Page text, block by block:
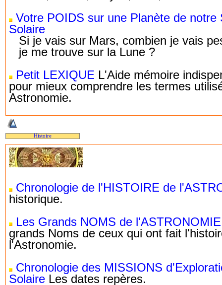
Votre POIDS sur une Planète de notre
Solaire
Si je vais sur Mars, combien je vais
je me trouve sur la Lune ?
Petit LEXIQUE L'Aide mémoire
pour mieux comprendre les termes
Astronomie.
Histoire
Chronologie de l'HISTOIRE de
historique.
Les Grands NOMS de l'ASTRONOMIE
grands Noms de ceux qui ont fait
l'Astronomie.
Chronologie des MISSIONS
Solaire Les dates repères.